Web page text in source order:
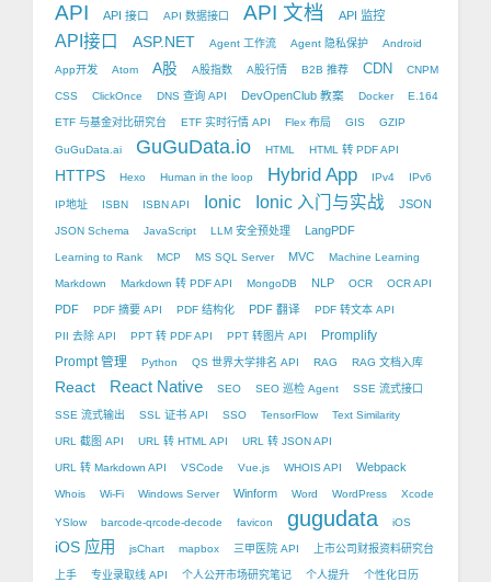
API API 接口 API 数据接口 API 文档 API 监控
API接口 ASP.NET Agent 工作流 Agent 隐私保护 Android
App开发 Atom A股 A股指数 A股行情 B2B 推荐 CDN CNPM
CSS ClickOnce DNS 查询 API DevOpenClub 教案 Docker E.164
ETF 与基金对比研究台 ETF 实时行情 API Flex 布局 GIS GZIP
GuGuData.ai GuGuData.io HTML HTML 转 PDF API
HTTPS Hexo Human in the loop Hybrid App IPv4 IPv6
IP地址 ISBN ISBN API Ionic Ionic 入门与实战 JSON
JSON Schema JavaScript LLM 安全预处理 LangPDF
Learning to Rank MCP MS SQL Server MVC Machine Learning
Markdown Markdown 转 PDF API MongoDB NLP OCR OCR API
PDF PDF 摘要 API PDF 结构化 PDF 翻译 PDF 转文本 API
PII 去除 API PPT 转 PDF API PPT 转图片 API
Promplify
Prompt 管理
Python QS 世界大学排名 API RAG RAG 文档入库
React React Native SEO SEO 巡检 Agent SSE 流式接口
SSE 流式输出 SSL 证书 API SSO TensorFlow Text Similarity
URL 截图 API URL 转 HTML API URL 转 JSON API
URL 转 Markdown API VSCode Vue.js WHOIS API Webpack
Whois Wi-Fi Windows Server Winform Word WordPress Xcode
YSlow barcode-qrcode-decode favicon gugudata iOS
iOS 应用 jsChart mapbox 三甲医院 API 上市公司财报资料研究台
上手 专业录取线 API 个人公开市场研究笔记 个人提升 个性化日历